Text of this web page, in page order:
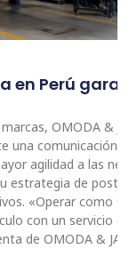
en Perú
OMODA &
una comunicación
agilidad a las
estrategia de
«Operar como
con un servicio
de OMODA &